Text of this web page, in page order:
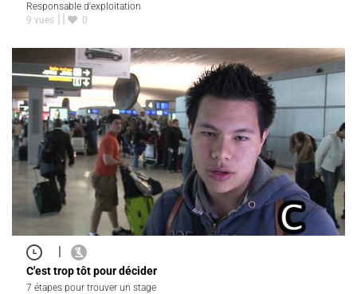
Responsable d'exploitation
9 vues
0
|
C'est trop tôt pour décider
7 étapes pour trouver un stage